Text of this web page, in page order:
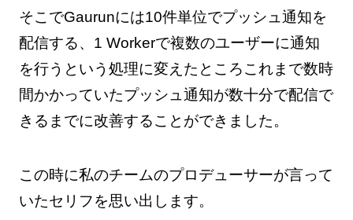
そこでGaurunには10件単位でプッシュ通知を
配信する、1 Workerで複数のユーザーに通知
を行うという処理に変えたところこれまで数時
間かかっていたプッシュ通知が数十分で配信で
きるまでに改善することができました。
この時に私のチームのプロデューサーが言って
いたセリフを思い出します。